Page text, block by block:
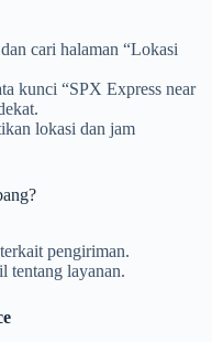
cari halaman “Lokasi
kunci “SPX Express near
lokasi dan jam
pengiriman.
tentang layanan.